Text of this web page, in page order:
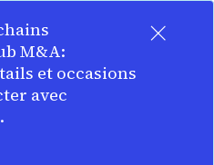
×
M&A:
et occasions
avec